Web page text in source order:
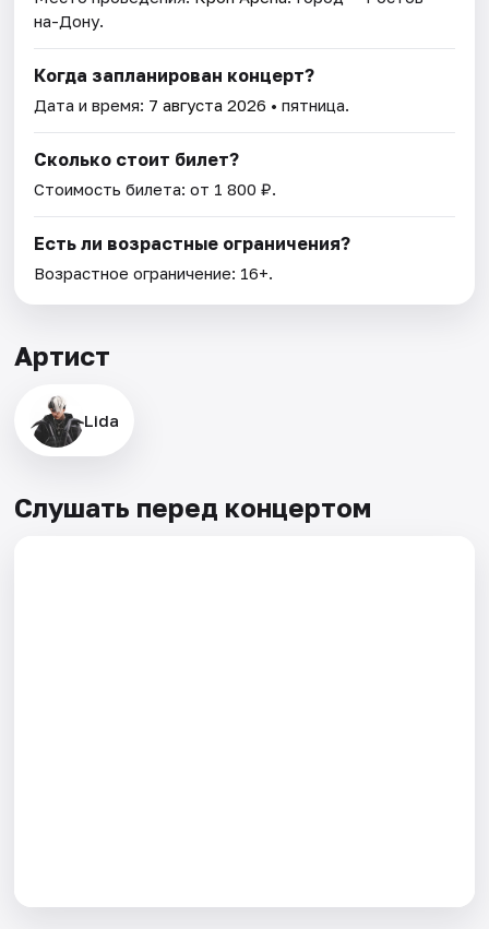
на-Дону.
Когда запланирован концерт?
Дата и время: 7 августа 2026 • пятница.
Сколько стоит билет?
Стоимость билета: от 1 800 ₽.
Есть ли возрастные ограничения?
Возрастное ограничение: 16+.
Артист
Lida
Слушать перед концертом